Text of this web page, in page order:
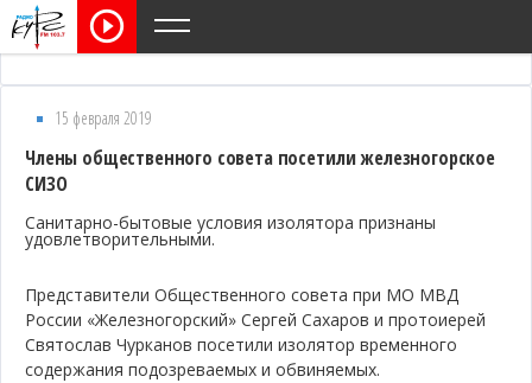
15 февраля 2019
Члены общественного совета посетили железногорское
СИЗО
Санитарно-бытовые условия изолятора признаны
удовлетворительными.
Представители Общественного совета при МО МВД
России «Железногорский» Сергей Сахаров и протоиерей
Святослав Чурканов посетили изолятор временного
содержания подозреваемых и обвиняемых.